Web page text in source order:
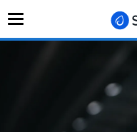
切